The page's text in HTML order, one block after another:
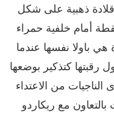
ذهبية على شكل
أمام خلفية حمراء
هي باولا نفسها عندما
كتذكير بوضعها
الناجيات من الاعتداء
مع ريكاردو